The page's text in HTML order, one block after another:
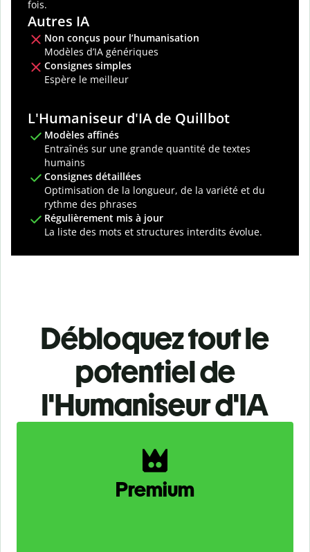
fois.
Autres IA
Non conçus pour l’humanisation
Modèles d’IA génériques
Consignes simples
Espère le meilleur
L'Humaniseur d'IA de Quillbot
Modèles affinés
Entraînés sur une grande quantité de textes
humains
Consignes détaillées
Optimisation de la longueur, de la variété et du
rythme des phrases
Régulièrement mis à jour
La liste des mots et structures interdits évolue.
Débloquez tout le
potentiel de
l'Humaniseur d'IA
Premium